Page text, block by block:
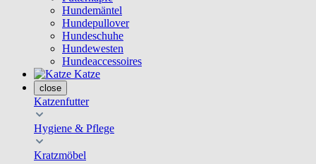
Hundemäntel
Hundepullover
Hundeschuhe
Hundewesten
Hundeaccessoires
Katze
close
Katzenfutter
Hygiene & Pflege
Kratzmöbel